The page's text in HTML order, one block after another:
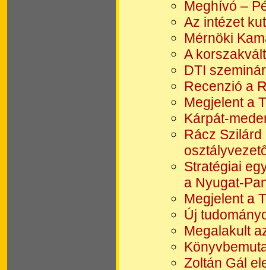
Meghívó –
Az intézet
Mérnöki
A
DTI
Recenzió a
Megjelent a
Kárpát-
Rácz
Stratégiai
a Nyugat-
Megjelent a
Új
Megalakult
Zoltán Gál